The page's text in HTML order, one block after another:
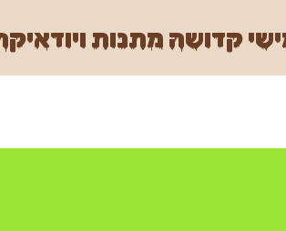
קדושה מתנות ויודאיקה